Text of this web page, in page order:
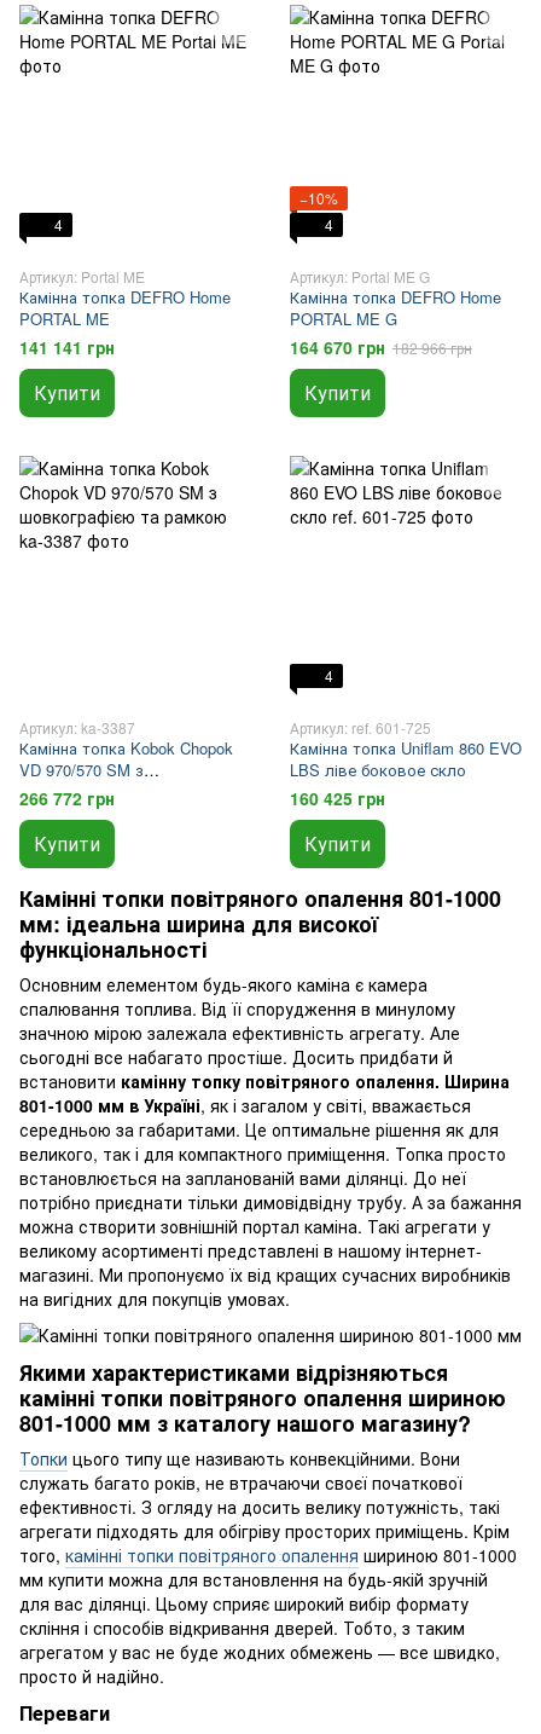
4
Артикул: Portal ME
Камінна топка DEFRO Home
PORTAL ME
141 141 грн
Купити
−10%
4
Артикул: Portal ME G
Камінна топка DEFRO Home
PORTAL ME G
164 670 грн 182 966 грн
Купити
Артикул: ka-3387
Камінна топка Kobok Chopok
VD 970/570 SM з
шовкографією та рамкою
266 772 грн
Купити
4
Артикул: ref. 601-725
Камінна топка Uniflam 860 EVO
LBS ліве боковое скло
160 425 грн
Купити
Камінні топки повітряного опалення 801-1000
мм: ідеальна ширина для високої
функціональності
Основним елементом будь-якого каміна є камера
спалювання топлива. Від її спорудження в минулому
значною мірою залежала ефективність агрегату. Але
сьогодні все набагато простіше. Досить придбати й
встановити камінну топку повітряного опалення. Ширина
801-1000 мм в Україні, як і загалом у світі, вважається
середньою за габаритами. Це оптимальне рішення як для
великого, так і для компактного приміщення. Топка просто
встановлюється на запланованій вами ділянці. До неї
потрібно приєднати тільки димовідвідну трубу. А за бажання
можна створити зовнішній портал каміна. Такі агрегати у
великому асортименті представлені в нашому інтернет-
магазині. Ми пропонуємо їх від кращих сучасних виробників
на вигідних для покупців умовах.
Якими характеристиками відрізняються
камінні топки повітряного опалення шириною
801-1000 мм з каталогу нашого магазину?
Топки цього типу ще називають конвекційними. Вони
служать багато років, не втрачаючи своєї початкової
ефективності. З огляду на досить велику потужність, такі
агрегати підходять для обігріву просторих приміщень. Крім
того, камінні топки повітряного опалення шириною 801-1000
мм купити можна для встановлення на будь-якій зручній
для вас ділянці. Цьому сприяє широкий вибір формату
скління і способів відкривання дверей. Тобто, з таким
агрегатом у вас не буде жодних обмежень — все швидко,
просто й надійно.
Переваги